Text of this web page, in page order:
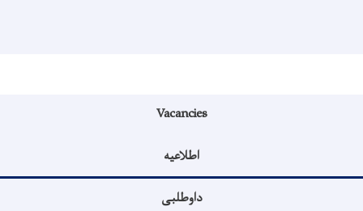
Vacancies
اطلاعیه
داوطلبی